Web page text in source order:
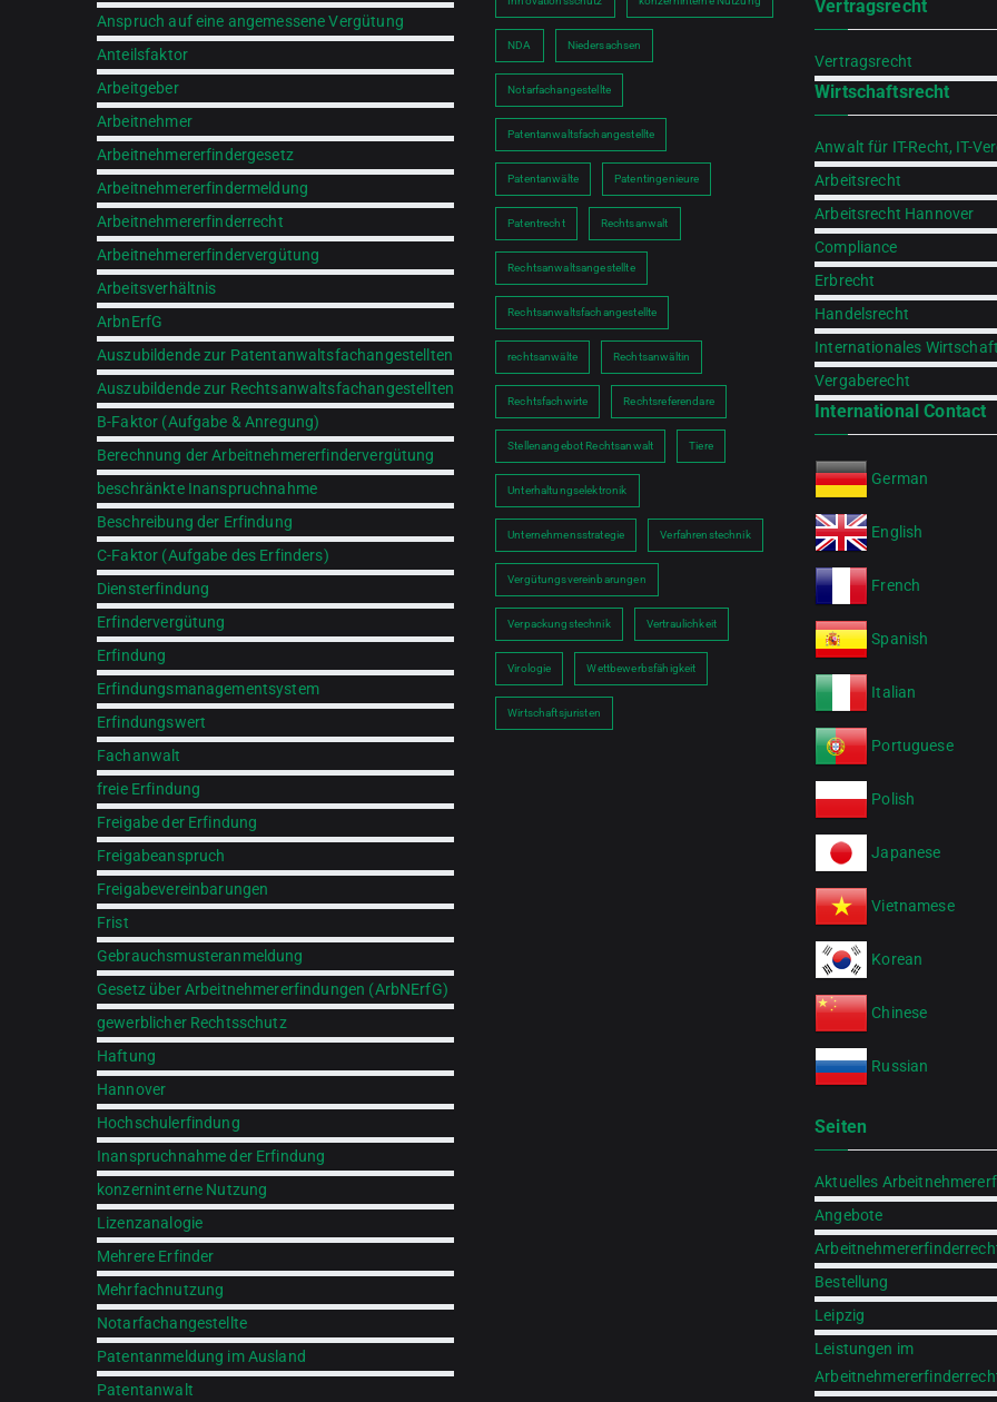
Anspruch auf eine angemessene Vergütung
Anteilsfaktor
Arbeitgeber
Arbeitnehmer
Arbeitnehmererfindergesetz
Arbeitnehmererfindermeldung
Arbeitnehmererfinderrecht
Arbeitnehmererfindervergütung
Arbeitsverhältnis
ArbnErfG
Auszubildende zur Patentanwaltsfachangestellten
Auszubildende zur Rechtsanwaltsfachangestellten
B-Faktor (Aufgabe & Anregung)
Berechnung der Arbeitnehmererfindervergütung
beschränkte Inanspruchnahme
Beschreibung der Erfindung
C-Faktor (Aufgabe des Erfinders)
Diensterfindung
Erfindervergütung
Erfindung
Erfindungsmanagementsystem
Erfindungswert
Fachanwalt
freie Erfindung
Freigabe der Erfindung
Freigabeanspruch
Freigabevereinbarungen
Frist
Gebrauchsmusteranmeldung
Gesetz über Arbeitnehmererfindungen (ArbNErfG)
gewerblicher Rechtsschutz
Haftung
Hannover
Hochschulerfindung
Inanspruchnahme der Erfindung
konzerninterne Nutzung
Lizenzanalogie
Mehrere Erfinder
Mehrfachnutzung
Notarfachangestellte
Patentanmeldung im Ausland
Patentanwalt
NDA Niedersachsen
Notarfachangestellte
Patentanwaltsfachangestellte
Patentanwälte Patentingenieure
Patentrecht Rechtsanwalt
Rechtsanwaltsangestellte
Rechtsanwaltsfachangestellte
rechtsanwälte Rechtsanwältin
Rechtsfachwirte Rechtsreferendare
Stellenangebot Rechtsanwalt Tiere
Unterhaltungselektronik
Unternehmensstrategie Verfahrenstechnik
Vergütungsvereinbarungen
Verpackungstechnik Vertraulichkeit
Virologie Wettbewerbsfähigkeit
Wirtschaftsjuristen
Vertragsrecht
Vertragsrecht
Wirtschaftsrecht
Anwalt für IT-Recht, IT-
Arbeitsrecht
Arbeitsrecht Hannover
Compliance
Erbrecht
Handelsrecht
Internationales
Vergaberecht
International Contact
German
English
French
Spanish
Italian
Portuguese
Polish
Japanese
Vietnamese
Korean
Chinese
Russian
Seiten
Aktuelles
Angebote
Bestellung
Leipzig
Leistungen im